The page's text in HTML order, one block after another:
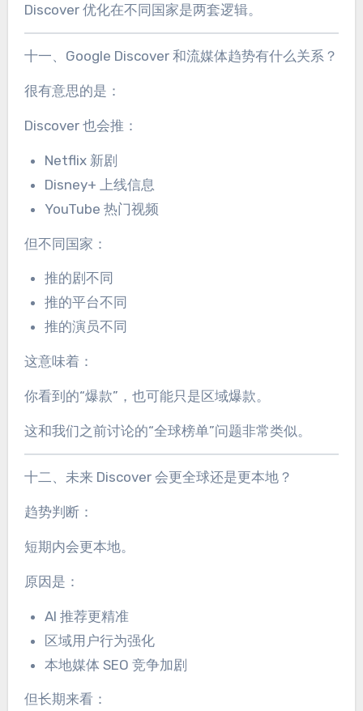
Discover 优化在不同国家是两套逻辑。
十一、Google Discover 和流媒体趋势有什么关系？
很有意思的是：
Discover 也会推：
Netflix 新剧
Disney+ 上线信息
YouTube 热门视频
但不同国家：
推的剧不同
推的平台不同
推的演员不同
这意味着：
你看到的“爆款”，也可能只是区域爆款。
这和我们之前讨论的“全球榜单”问题非常类似。
十二、未来 Discover 会更全球还是更本地？
趋势判断：
短期内会更本地。
原因是：
AI 推荐更精准
区域用户行为强化
本地媒体 SEO 竞争加剧
但长期来看：